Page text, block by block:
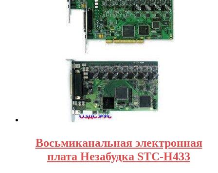
Восьмиканальная электронная
плата Незабудка STC-H433